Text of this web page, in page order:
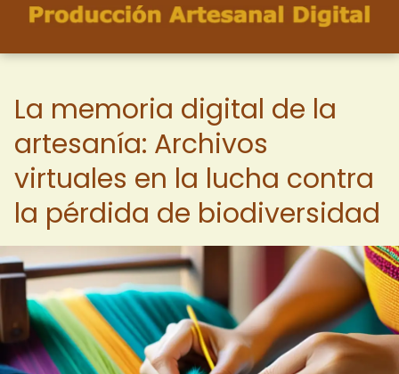
La memoria digital de la
artesanía: Archivos
virtuales en la lucha contra
la pérdida de biodiversidad